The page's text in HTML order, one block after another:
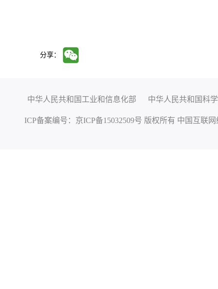
分享：
中华人民共和国工业和信息化部 中华人民共和国科
ICP备案编号： 京ICP备15032509号 版权所有 中国互联